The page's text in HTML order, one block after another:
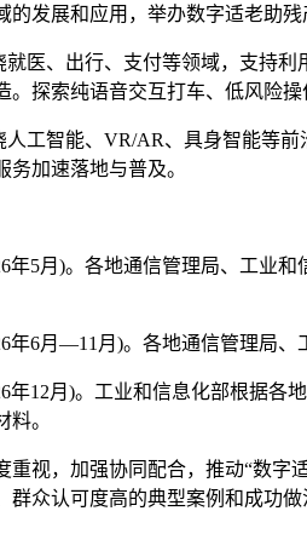
的发展和应用，举办数字适老助
、出行、支付等领域，支持利
。探索纯语音交互打车、低风险
智能、VR/AR、具身智能等前
加速落地与普及。
5月)。各地通信管理局、工业和
6月—11月)。各地通信管理局、
12月)。工业和信息化部根据各地
。
，加强协同配合，推动“数字适
群众认可度高的典型案例和成功